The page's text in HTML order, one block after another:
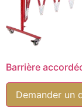
Wilo (0)
Zeplin
ZOLL(0)
Barrière
Demander un